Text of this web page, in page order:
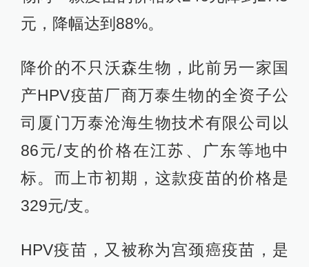
元，降幅达到88%。
降价的不只沃森生物，此前另一家国
产HPV疫苗厂商万泰生物的全资子公
司厦门万泰沧海生物技术有限公司以
86元/支的价格在江苏、广东等地中
标。而上市初期，这款疫苗的价格是
329元/支。
HPV疫苗，又被称为宫颈癌疫苗，是